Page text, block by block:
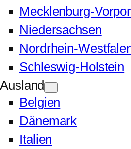
Mecklenburg-
Niedersachsen
Nordrhein-
Schleswig-Holstein
Ausland
Belgien
Dänemark
Italien